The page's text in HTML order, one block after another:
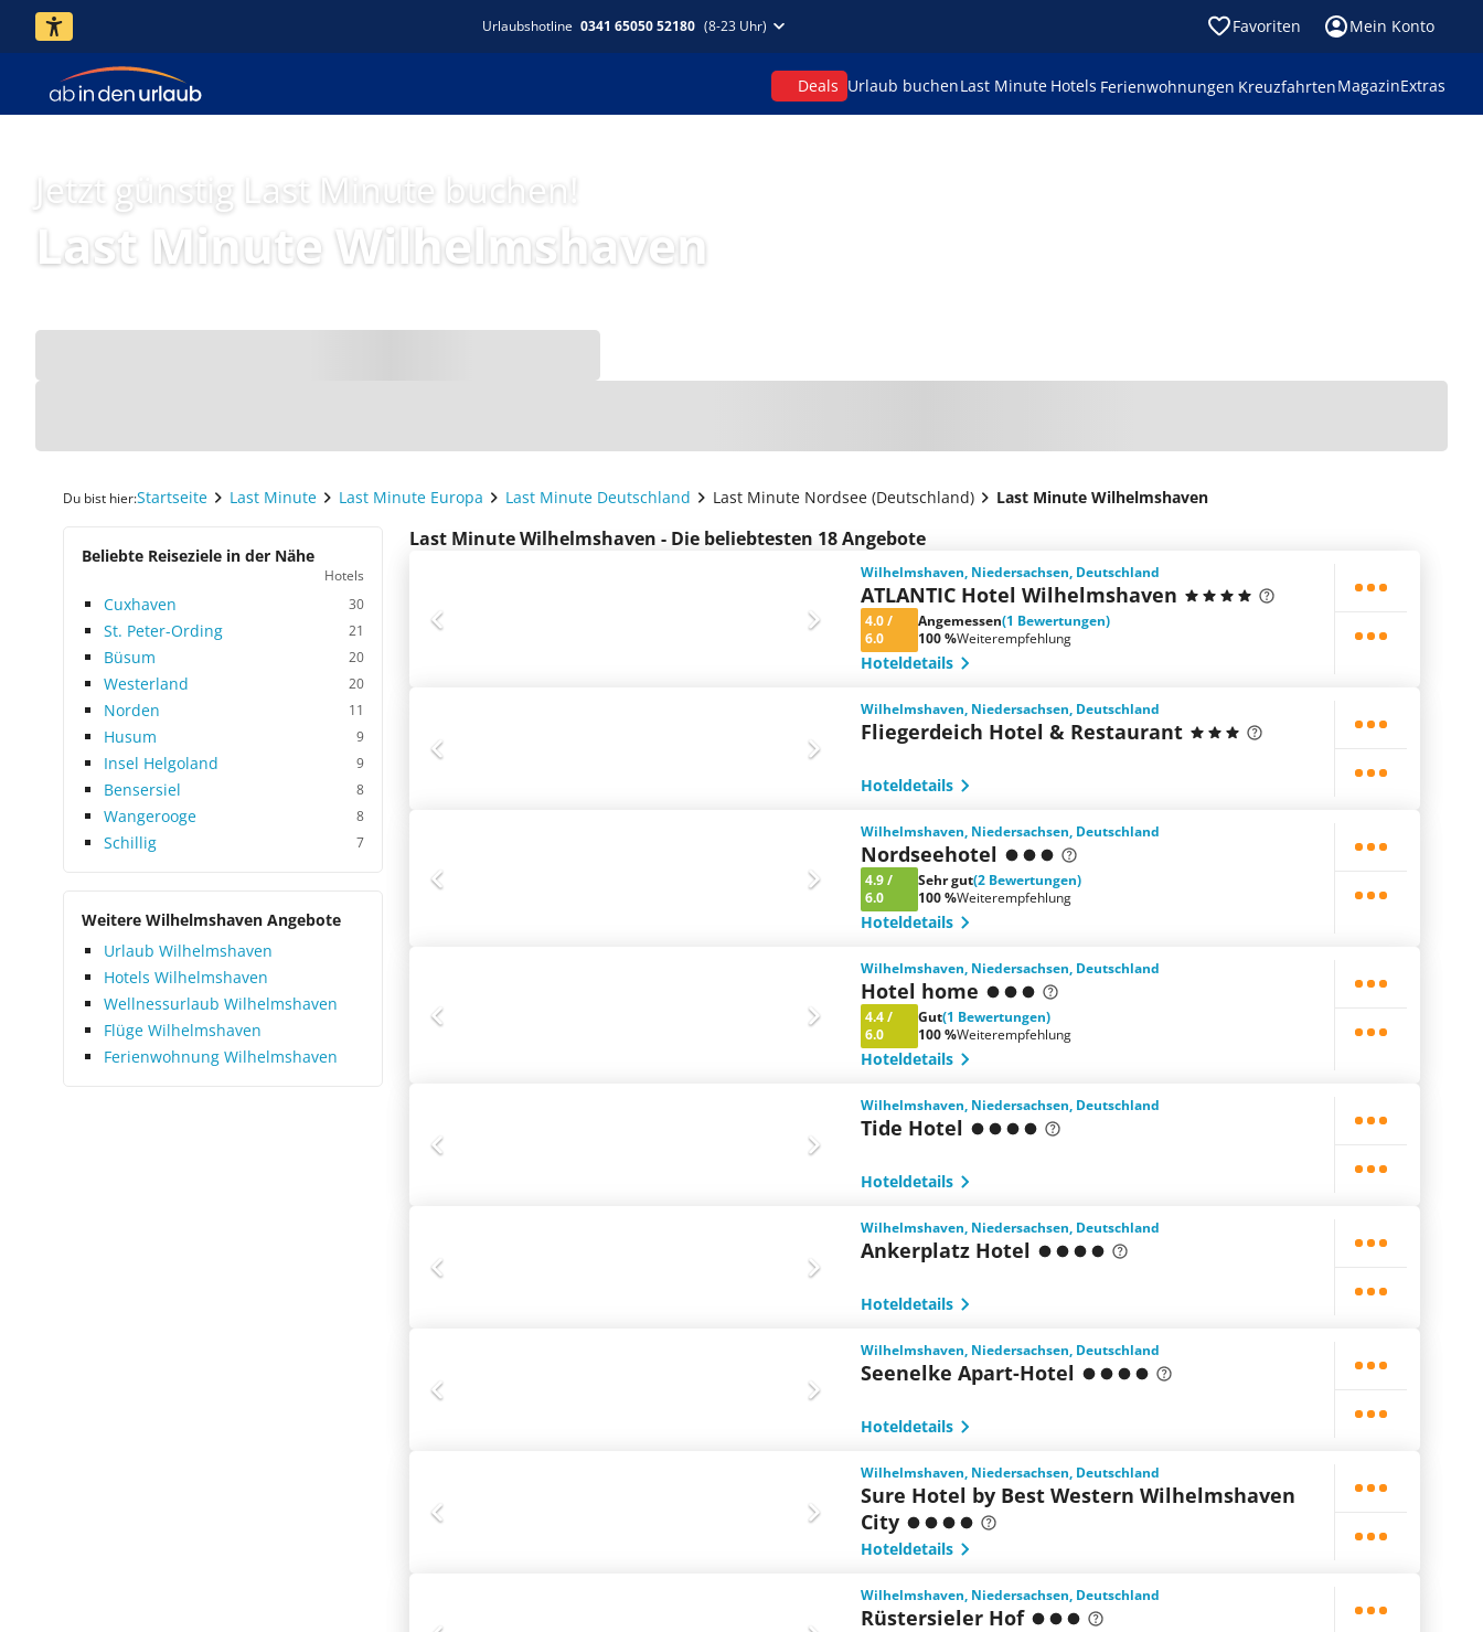
Urlaubshotline 0341 65050 52180 (8-23 Uhr) Favoriten Mein Konto
Deals Urlaub buchenLast Minute Hotels Ferienwohnungen KreuzfahrtenMagazinExtras
Jetzt günstig Last Minute buchen!
Last Minute Wilhelmshaven
Du bist hier:Startseite Last Minute Last Minute Europa Last Minute Deutschland Last Minute Nordsee (Deutschland) Last Minute Wilhelmshaven
Beliebte Reiseziele in der Nähe
Hotels
Cuxhaven 30
St. Peter-Ording 21
Büsum 20
Westerland 20
Norden 11
Husum 9
Insel Helgoland 9
Bensersiel 8
Wangerooge 8
Schillig 7
Weitere Wilhelmshaven Angebote
Urlaub Wilhelmshaven
Hotels Wilhelmshaven
Wellnessurlaub Wilhelmshaven
Flüge Wilhelmshaven
Ferienwohnung Wilhelmshaven
Last Minute Wilhelmshaven - Die beliebtesten 18 Angebote
Wilhelmshaven, Niedersachsen, Deutschland
ATLANTIC Hotel Wilhelmshaven
4.0/
6.0
Angemessen(1 Bewertungen)
100 %Weiterempfehlung
Hoteldetails
Wilhelmshaven, Niedersachsen, Deutschland
Fliegerdeich Hotel & Restaurant
Hoteldetails
Wilhelmshaven, Niedersachsen, Deutschland
Nordseehotel
4.9/
6.0
Sehr gut(2 Bewertungen)
100 %Weiterempfehlung
Hoteldetails
Wilhelmshaven, Niedersachsen, Deutschland
Hotel home
4.4/
6.0
Gut(1 Bewertungen)
100 %Weiterempfehlung
Hoteldetails
Wilhelmshaven, Niedersachsen, Deutschland
Tide Hotel
Hoteldetails
Wilhelmshaven, Niedersachsen, Deutschland
Ankerplatz Hotel
Hoteldetails
Wilhelmshaven, Niedersachsen, Deutschland
Seenelke Apart-Hotel
Hoteldetails
Wilhelmshaven, Niedersachsen, Deutschland
Sure Hotel by Best Western Wilhelmshaven
City
Hoteldetails
Wilhelmshaven, Niedersachsen, Deutschland
Rüstersieler Hof